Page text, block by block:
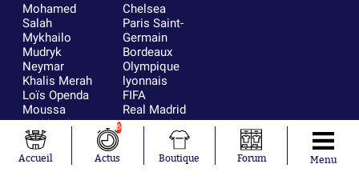
Mohamed
Salah
Mykhailo
Mudryk
Neymar
Khalis Merah
Loïs Openda
Moussa
Niakhaté
Nicolás
Tagliafico
Pavel Šulc
Chelsea
Paris Saint-
Germain
Bordeaux
Olympique
lyonnais
FIFA
Real Madrid
RC Strasbourg
AC Milan
RC Lens
Accueil
6
Actus Boutique Forum Menu